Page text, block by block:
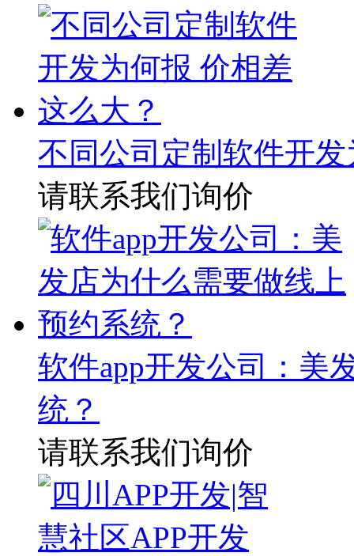
不同公司定制软件开
请联系我们询价
软件app开发公司：美
统？
请联系我们询价